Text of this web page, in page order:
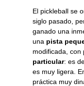
El pickleball se
siglo pasado,
ganado una
una pista
modificada, con
particular: es
es muy ligera.
práctica muy